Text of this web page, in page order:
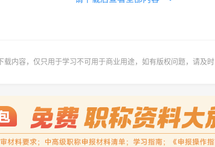
下载内容，仅只用于学习不可用于商业用途，如有版权问题，请及时